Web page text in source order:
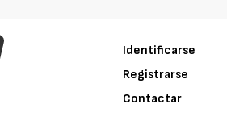
Identificarse
Registrarse
Contactar